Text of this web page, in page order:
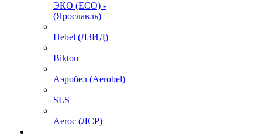
ЭКО (ECO) -
(Ярославль)
Hebel (ЛЗИД)
Bikton
Аэробел (Aerobel)
SLS
Aeroc (ЛСР)